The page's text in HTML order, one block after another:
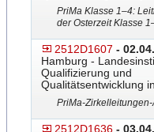
PriMa Klasse 1–4:
der Osterzeit Klasse
2512D1607 -
Hamburg -
Qualifizierung und
Qualitätsentwicklung
PriMa-
2512D1636 -